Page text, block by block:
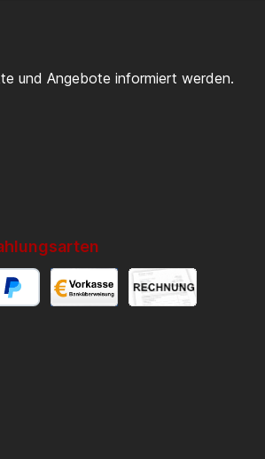
und Angebote informiert werden.